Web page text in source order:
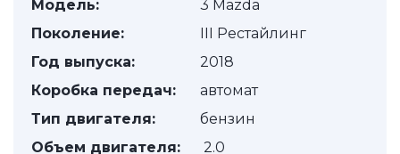
Модель:
3 Mazda
Поколение:
III Рестайлинг
Год выпуска:
2018
Коробка передач:
автомат
Тип двигателя:
бензин
Объем двигателя:
2.0